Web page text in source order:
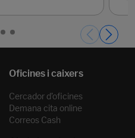
Cercador d’oficines
Demana cita online
Correos Cash